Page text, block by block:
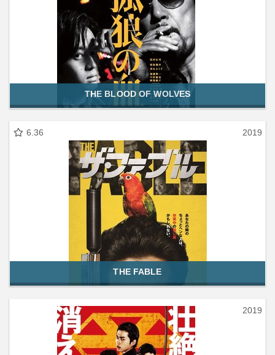
THE BLOOD OF WOLVES
6.36 2019
THE FABLE
2019